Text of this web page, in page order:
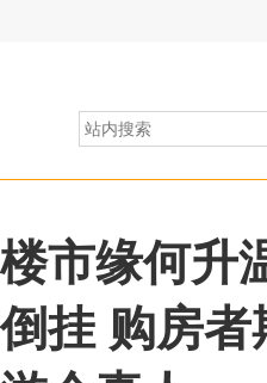
楼市缘何升
倒挂 购房者